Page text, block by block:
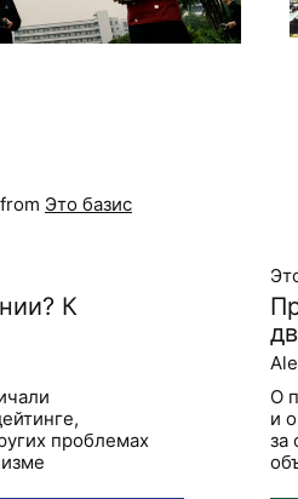
Это базис
К
проблемах
О
и
за